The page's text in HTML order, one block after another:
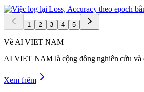
1 2 3 4 5
Về AI VIET NAM
AI VIET NAM là cộng đồng nghiên cứu và
Xem thêm